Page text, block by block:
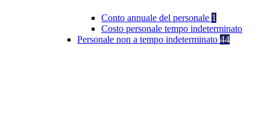
Conto annuale del personale 1
Costo personale tempo indeterminato
Personale non a tempo indeterminato 44